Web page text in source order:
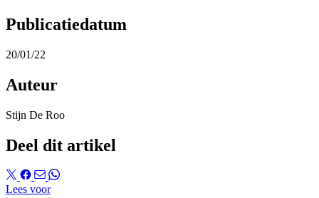
Publicatiedatum
20/01/22
Auteur
Stijn De Roo
Deel dit artikel
Lees voor